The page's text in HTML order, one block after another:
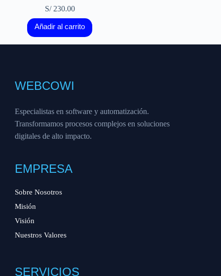
S/230.00
Añadir al carrito
WEBCOWI
Especialistas en software y automatización.
Transformamos procesos complejos en soluciones
digitales de alto impacto.
EMPRESA
Sobre Nosotros
Misión
Visión
Nuestros Valores
SERVICIOS